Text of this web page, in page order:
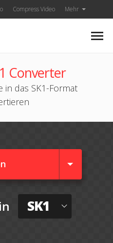
Compress Video Mehr
Converter
in das SK1-Format
in SK1